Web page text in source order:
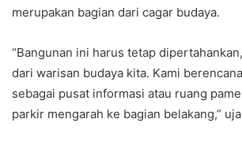
merupakan bagian dari cagar budaya.
“Bangunan ini harus tetap
dari warisan budaya kita. Kami
sebagai pusat informasi atau ruang
parkir mengarah ke bagian belakang,”